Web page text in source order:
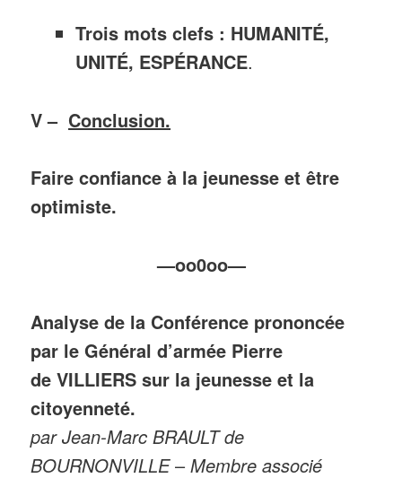
Trois mots clefs : HUMANITÉ,
UNITÉ, ESPÉRANCE.
V – Conclusion.
Faire confiance à la jeunesse et être
optimiste.
—oo0oo—
Analyse de la Conférence prononcée
par le Général d’armée Pierre
de VILLIERS sur la jeunesse et la
citoyenneté.
par Jean-Marc BRAULT de
BOURNONVILLE– Membre associé